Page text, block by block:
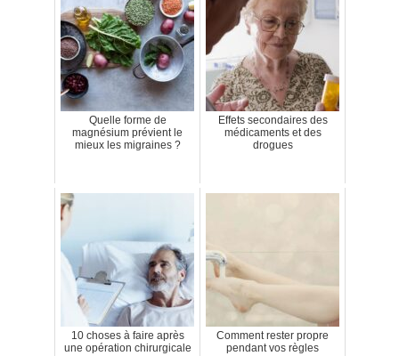
Quelle forme de
magnésium prévient le
mieux les migraines ?
Effets secondaires des
médicaments et des
drogues
10 choses à faire après
une opération chirurgicale
Comment rester propre
pendant vos règles